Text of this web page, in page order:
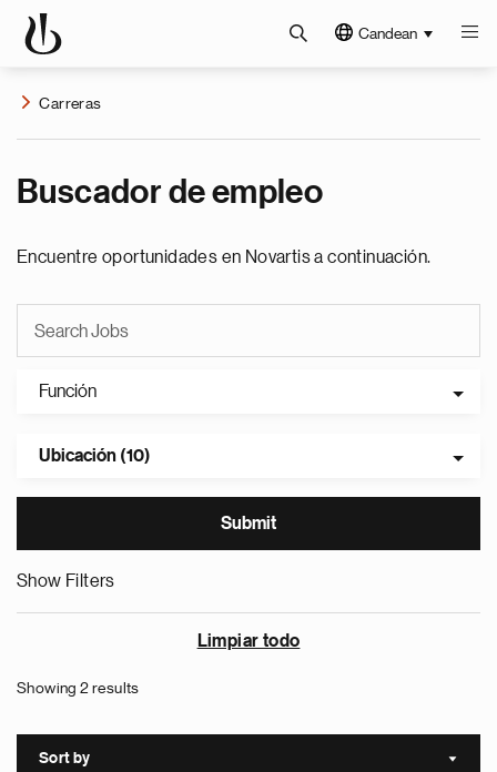
Candean
Carreras
Buscador de empleo
Encuentre oportunidades en Novartis a continuación.
Función
Ubicación (10)
Show Filters
Limpiar todo
Showing 2 results
Sort by Sort